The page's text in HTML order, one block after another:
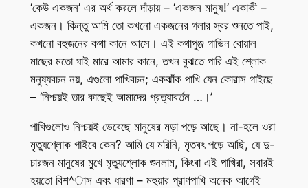
‘কেউ একজন’ এর অর্থ করলে দাঁড়ায় – ‘একজন মানুষ!’ একাকী –
একজন। কিন্তু আমি তো কখনো একজনের গলার স্বর শুনতে পাই,
কখনো বহুজনের কথা কানে আসে। এই কথাপুঞ্জ গাভিন বোয়াল
মাছের মতো ঘাই মারে আমার কানে, তখন বুঝতে পারি এই শ্লোক
মনুষ্যবচন নয়, এগুলো পাখিবচন; একঝাঁক পাখি যেন কোরাস গাইছে
– ‘নিশ্চয়ই তার কাছেই আমাদের প্রত্যাবর্তন …।’
পাখিগুলোও নিশ্চয়ই ভেবেছে মানুষের মড়া পড়ে আছে। না-হলে ওরা
মৃত্যুশ্লোক গাইবে কেন? আমি যে মরিনি, মৃতবৎ পড়ে আছি, যে দু-
চারজন মানুষের মুখে মৃত্যুশ্লোক শুনলাম, কিংবা এই পাখিরা, সবারই
হয়তো বিশ^াস এবং ধারণা – মহুয়ার প্রাণপাখি অনেক আগেই